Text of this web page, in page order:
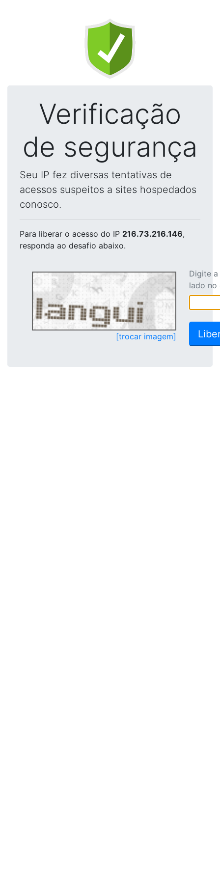
Verificação
de segurança
Seu IP fez diversas tentativas de
acessos suspeitos a sites hospedados
conosco.
Para liberar o acesso do IP 216.73.216.146,
responda ao desafio abaixo.
[trocar imagem]
Digite
lado no